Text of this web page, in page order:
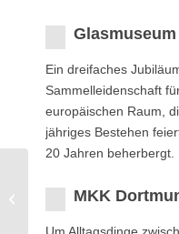
Ein dreifaches
Sammelleidenschaft
europäischen Raum,
jähriges Bestehen
20 Jahren beherbergt.
MKK
MKK Dortmund: Jörg
Winde